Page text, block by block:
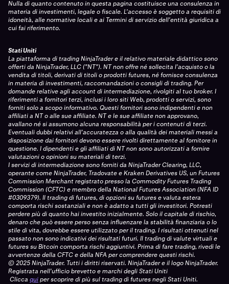
Nulla di quanto contenuto in questa pagina costituisce una consulenza in
materia di investimenti, legale o fiscale. L'accesso è soggetto a requisiti di
idoneità, alle normative locali e ai Termini di servizio dell'entità giuridica a
cui fai riferimento.
Stati Uniti
La piattaforma di trading NinjaTrader e il relativo materiale didattico sono
offerti da NinjaTrader, LLC ("NT"). NT non offre né sollecita l'acquisto o la
vendita di titoli, derivati di titoli o prodotti futures, né fornisce consulenza
in materia di investimenti, raccomandazioni o consigli di trading. Per
domande relative agli account di intermediazione, rivolgiti al tuo broker. I
riferimenti a fornitori terzi, inclusi i loro siti Web, prodotti o servizi, sono
forniti solo a scopo informativo. Questi fornitori sono indipendenti e non
affiliati a NT o alle sue affiliate. NT e le sue affiliate non approvano,
avallano né si assumono alcuna responsabilità per i contenuti di terzi.
Eventuali dubbi relativi all'accuratezza o alla qualità dei materiali messi a
disposizione dai fornitori devono essere rivolti direttamente al fornitore in
questione. I dipendenti e gli affiliati di NT non sono autorizzati a fornire
valutazioni o opinioni su materiali di terzi.
I servizi di intermediazione sono forniti da NinjaTrader Clearing, LLC,
operante come NinjaTrader, Tradovate e Kraken Derivatives US, un Futures
Commission Merchant registrato presso la Commodity Futures Trading
Commission (CFTC) e membro della National Futures Association (NFA ID
#0309379). Il trading di futures, di opzioni su futures e valuta estera
comporta rischi sostanziali e non è adatto a tutti gli investitori. Potresti
perdere più di quanto hai investito inizialmente. Solo il capitale di rischio,
denaro che può essere perso senza influenzare la stabilità finanziaria o lo
stile di vita, dovrebbe essere utilizzato per il trading. I risultati ottenuti nel
passato non sono indicativi dei risultati futuri. Il trading di valute virtuali e
futures su Bitcoin comporta rischi aggiuntivi. Prima di fare trading, rivedi le
avvertenze della CFTC e della NFA per comprendere questi rischi.
© 2025 NinjaTrader. Tutti i diritti riservati. NinjaTrader e il logo NinjaTrader.
Registrata nell'ufficio brevetto e marchi degli Stati Uniti
Clicca quiper scoprire di più sul trading di futures negli Stati Uniti.